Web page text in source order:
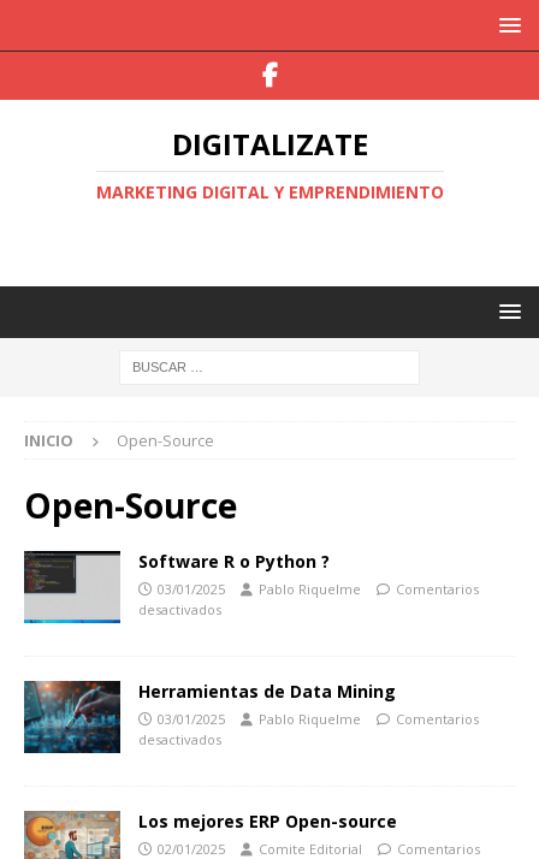
DIGITALIZATE
MARKETING DIGITAL Y EMPRENDIMIENTO
INICIO Open-Source
Open-Source
Software R o Python ?
03/01/2025 Pablo Riquelme
Comentarios
desactivados
Herramientas de Data Mining
03/01/2025 Pablo Riquelme
Comentarios
desactivados
Los mejores ERP Open-source
02/01/2025 Comite Editorial
Comentarios